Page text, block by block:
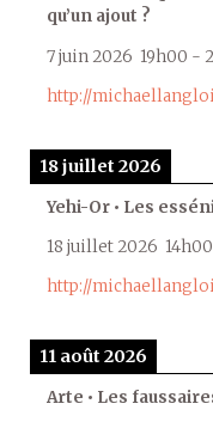
qu’un ajout ?
7 juin 2026 19h00 -
http://
18 juillet 2026
Yehi-Or • Les
18 juillet 2026 14h00
http://
11 août 2026
Arte • Les